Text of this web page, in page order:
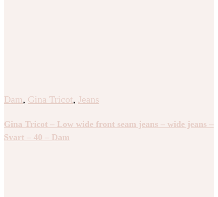
Dam, Gina Tricot, Jeans
Gina Tricot – Low wide front seam jeans – wide jeans –
Svart – 40 – Dam